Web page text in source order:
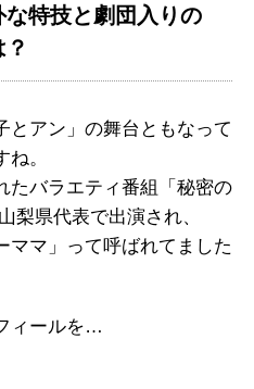
特技と劇団入りの
とアン」の舞台ともなって
ね。
たバラエティ番組「秘密の
梨県代表で出演され、
ママ」って呼ばれてました
ィールを…